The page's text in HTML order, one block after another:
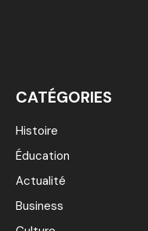
CATÉGORIES
Histoire
Éducation
Actualité
Business